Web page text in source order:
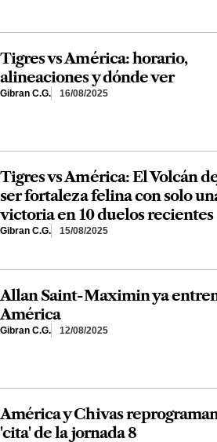
Tigres vs América: horario,
alineaciones y dónde ver
Gibran C.G. 16/08/2025
Tigres vs América: El Volcán
ser fortaleza felina con solo
victoria en 10 duelos recientes
Gibran C.G. 15/08/2025
Allan Saint-Maximin ya
América
Gibran C.G. 12/08/2025
América y Chivas
'cita' de la jornada 8